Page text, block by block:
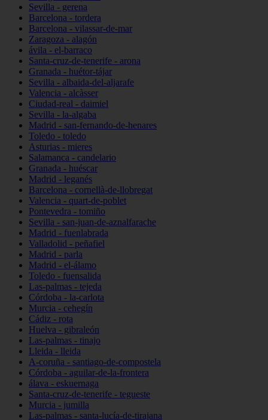
Sevilla - gerena
Barcelona - tordera
Barcelona - vilassar-de-mar
Zaragoza - alagón
ávila - el-barraco
Santa-cruz-de-tenerife - arona
Granada - huétor-tájar
Sevilla - albaida-del-aljarafe
Valencia - alcàsser
Ciudad-real - daimiel
Sevilla - la-algaba
Madrid - san-fernando-de-henares
Toledo - toledo
Asturias - mieres
Salamanca - candelario
Granada - huéscar
Madrid - leganés
Barcelona - cornellà-de-llobregat
Valencia - quart-de-poblet
Pontevedra - tomiño
Sevilla - san-juan-de-aznalfarache
Madrid - fuenlabrada
Valladolid - peñafiel
Madrid - parla
Madrid - el-álamo
Toledo - fuensalida
Las-palmas - tejeda
Córdoba - la-carlota
Murcia - cehegín
Cádiz - rota
Huelva - gibraleón
Las-palmas - tinajo
Lleida - lleida
A-coruña - santiago-de-compostela
Córdoba - aguilar-de-la-frontera
álava - eskuernaga
Santa-cruz-de-tenerife - tegueste
Murcia - jumilla
Las-palmas - santa-lucía-de-tirajana